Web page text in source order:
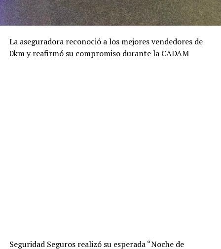
La aseguradora reconoció a los mejores vendedores de
0km y reafirmó su compromiso durante la CADAM
Seguridad Seguros realizó su esperada “Noche de